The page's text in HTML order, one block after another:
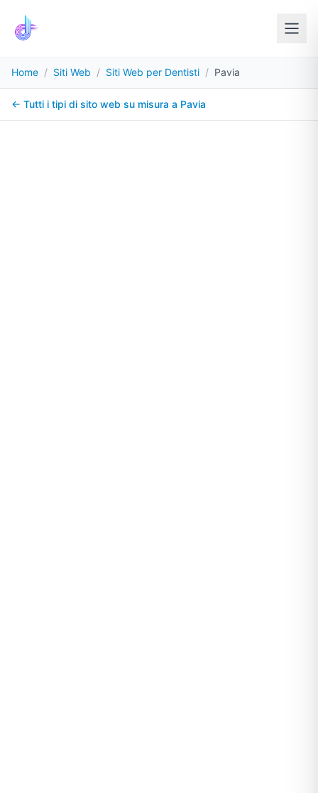
Home / Siti Web / Siti Web per Dentisti / Pavia
← Tutti i tipi di sito web su misura a Pavia